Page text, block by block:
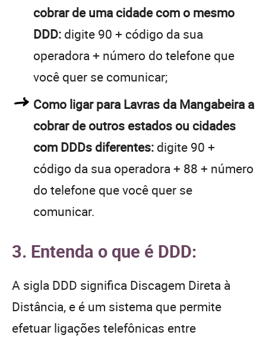
cobrar de uma cidade com o mesmo
DDD: digite 90 + código da sua
operadora + número do telefone que
você quer se comunicar;
Como ligar para Lavras da Mangabeira a
cobrar de outros estados ou cidades
com DDDs diferentes: digite 90 +
código da sua operadora + 88 + número
do telefone que você quer se
comunicar.
3. Entenda o que é DDD:
A sigla DDD significa Discagem Direta à
Distância, e é um sistema que permite
efetuar ligações telefônicas entre